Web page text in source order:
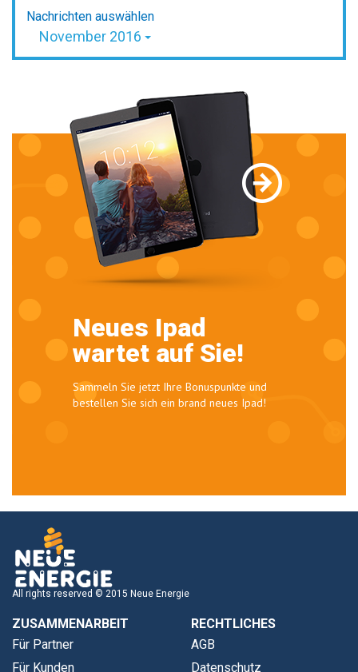
Nachrichten auswählen
November 2016
Neues Ipad
wartet auf Sie!
Sammeln Sie jetzt Ihre Bonuspunkte und
bestellen Sie sich ein brand neues Ipad!
All rights reserved © 2015 Neue Energie
ZUSAMMENARBEIT
Für Partner
Für Kunden
RECHTLICHES
AGB
Datenschutz